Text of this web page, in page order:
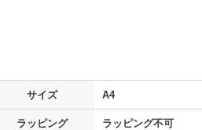
サイズ A4
ラッピング ラッピング不可